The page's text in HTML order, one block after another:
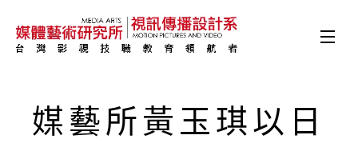
媒藝所黃玉琪以日